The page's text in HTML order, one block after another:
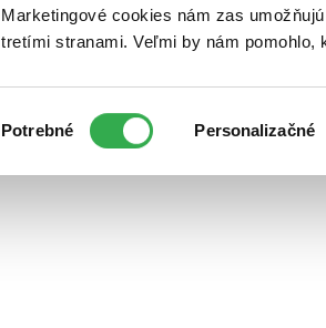
Marketingové cookies nám zas
tretími stranami. Veľmi by nám
súhlasu
Potrebné Personalizačné